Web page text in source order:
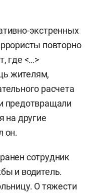
экстренных
повторно
где <…>
жителям,
расчета
предотвращали
на другие
он.
сотрудник
и водитель.
О тяжести